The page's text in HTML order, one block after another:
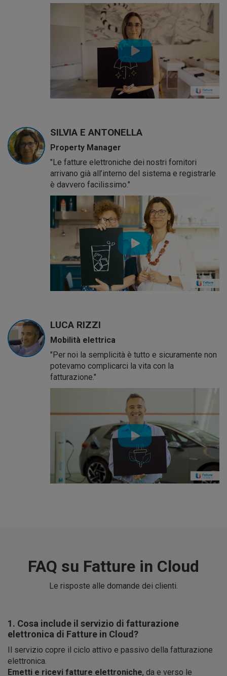
SILVIA E ANTONELLA
Property Manager
"Le fatture elettroniche dei nostri fornitori
arrivano già all’interno del sistema e registrarle
è davvero facilissimo."
LUCA RIZZI
Mobilità elettrica
"Per noi la semplicità è tutto e sicuramente non
potevamo complicarci la vita con la
fatturazione."
FAQ su Fatture in Cloud
Le risposte alle domande dei clienti.
1. Cosa include il servizio di fatturazione
elettronica di Fatture in Cloud?
Il servizio copre il ciclo attivo e passivo della fatturazione
elettronica.
Emetti e ricevi fatture elettroniche, da e verso le